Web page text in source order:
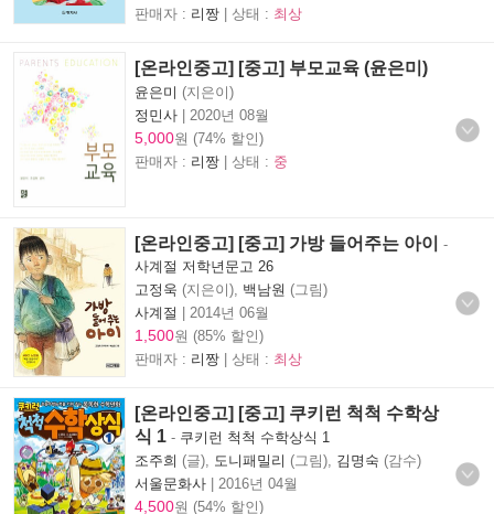
판매자 : 리짱 | 상태 : 최상
[온라인중고] [중고] 부모교육 (윤은미)
윤은미 (지은이)
정민사 | 2020년 08월
5,000원 (74% 할인)
판매자 : 리짱 | 상태 : 중
[온라인중고] [중고] 가방 들어주는 아이
-
사계절 저학년문고 26
고정욱 (지은이), 백남원 (그림)
사계절 | 2014년 06월
1,500원 (85% 할인)
판매자 : 리짱 | 상태 : 최상
[온라인중고] [중고] 쿠키런 척척 수학상
식 1 - 쿠키런 척척 수학상식 1
조주희 (글), 도니패밀리 (그림), 김명숙 (감수)
서울문화사 | 2016년 04월
4,500원 (54% 할인)